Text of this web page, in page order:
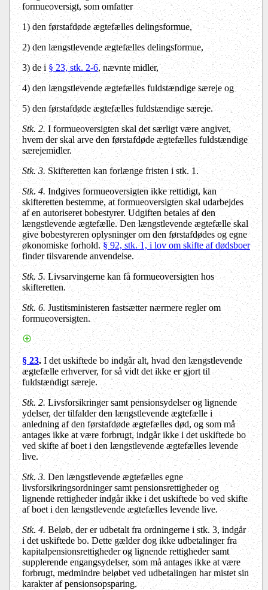
formueoversigt, som omfatter
1) den førstafdøde ægtefælles delingsformue,
2) den længstlevende ægtefælles delingsformue,
3) de i§ 23, stk. 2-6, nævnte midler,
4) den længstlevende ægtefælles fuldstændige særeje og
5) den førstafdøde ægtefælles fuldstændige særeje.
Stk. 2. I formueoversigten skal det særligt være angivet,
hvem der skal arve den førstafdøde ægtefælles fuldstændige
særejemidler.
Stk. 3. Skifteretten kan forlænge fristen i stk. 1.
Stk. 4. Indgives formueoversigten ikke rettidigt, kan
skifteretten bestemme, at formueoversigten skal udarbejdes
af en autoriseret bobestyrer. Udgiften betales af den
længstlevende ægtefælle. Den længstlevende ægtefælle skal
give bobestyreren oplysninger om den førstafdødes og egne
økonomiske forhold.§ 92, stk. 1, i lov om skifte af dødsboer
finder tilsvarende anvendelse.
Stk. 5.Livsarvingerne kan få formueoversigten hos
skifteretten.
Stk. 6. Justitsministeren fastsætter nærmere regler om
formueoversigten.
§ 23. I det uskiftede bo indgår alt, hvad den længstlevende
ægtefælle erhverver, for så vidt det ikke er gjort til
fuldstændigt særeje.
Stk. 2. Livsforsikringer samt pensionsydelser og lignende
ydelser, der tilfalder den længstlevende ægtefælle i
anledning af den førstafdøde ægtefælles død, og som må
antages ikke at være forbrugt, indgår ikke i det uskiftede bo
ved skifte af boet i den længstlevende ægtefælles levende
live.
Stk. 3. Den længstlevende ægtefælles egne
livsforsikringsordninger samt pensionsrettigheder og
lignende rettigheder indgår ikke i det uskiftede bo ved skifte
af boet i den længstlevende ægtefælles levende live.
Stk. 4. Beløb, der er udbetalt fra ordningerne i stk. 3, indgår
i det uskiftede bo. Dette gælder dog ikke udbetalinger fra
kapitalpensionsrettigheder og lignende rettigheder samt
supplerende engangsydelser, som må antages ikke at være
forbrugt, medmindre beløbet ved udbetalingen har mistet sin
karakter af pensionsopsparing.